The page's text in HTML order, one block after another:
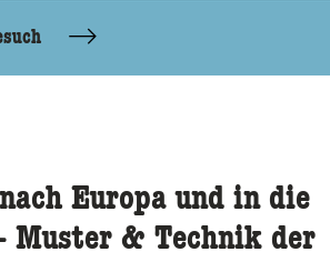
Europa und in die
Muster & Technik der